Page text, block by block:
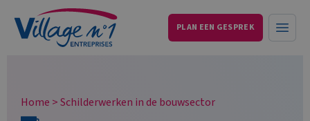
Services aux entreprises et particuliersPLAN EEN GESPREK
Home >Schilderwerken in de bouwsector